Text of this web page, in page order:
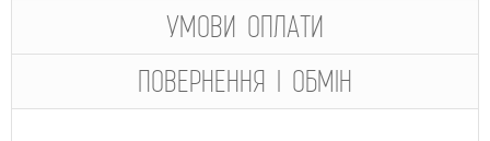
УМОВИ ОПЛАТИ
ПОВЕРНЕННЯ І ОБМІН